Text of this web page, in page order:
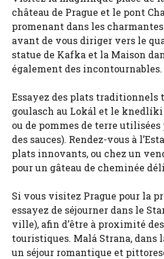
château de Prague et le pont
promenant dans les
avant de vous diriger vers le
statue de Kafka et la Maison
également des incontournables.
Essayez des plats traditionnels
goulasch au Lokál et le
ou de pommes de terre utilisées
des sauces). Rendez-vous à
plats innovants, ou chez un
pour un gâteau de cheminée
Si vous visitez Prague pour la
essayez de séjourner dans le
ville), afin d’être à proximité
touristiques. Malá Strana,
un séjour romantique et